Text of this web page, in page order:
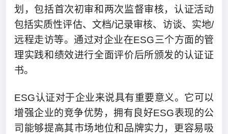
划，包括首次初审和两次监督审核，认证活动
包括实质性评估、文档/记录审核、访谈、实地/
远程走访等。通过对企业在ESG三个方面的管
理实践和绩效进行全面评价后所颁发的认证证
书。
ESG认证对于企业来说具有重要意义。它可以
增强企业的竞争优势，拥有良好ESG表现的公
司能够提高其市场地位和品牌实力，更容易吸